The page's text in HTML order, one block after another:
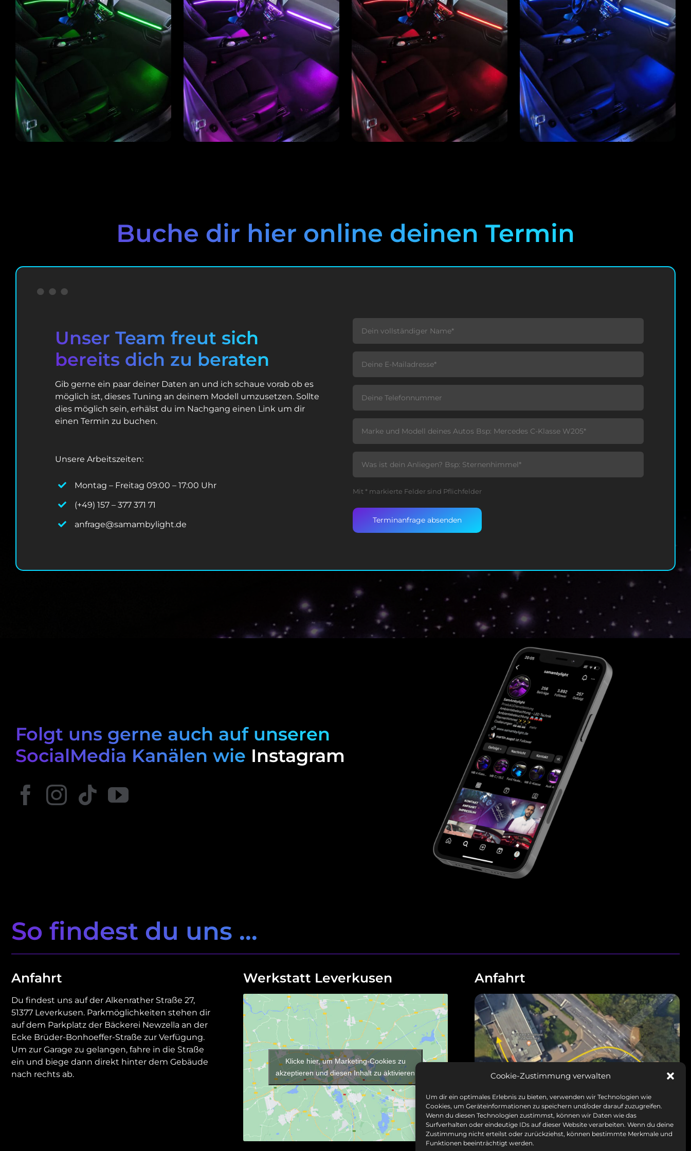
Cookie-Zustimmung verwalten
Um dir ein optimales Erlebnis zu bieten, verwenden wir Technologien wie
Cookies, um Geräteinformationen zu speichern und/oder darauf zuzugreifen.
Wenn du diesen Technologien zustimmst, können wir Daten wie das
Surfverhalten oder eindeutige IDs auf dieser Website verarbeiten. Wenn du deine
Zustimmung nicht erteilst oder zurückziehst, können bestimmte Merkmale und
Funktionen beeinträchtigt werden.
Buche dir hier online deinen Termin
Unser Team freut sich
bereits dich zu beraten
Gib gerne ein paar deiner Daten an und ich schaue vorab ob es
möglich ist, dieses Tuning an deinem Modell umzusetzen. Sollte
dies möglich sein, erhälst du im Nachgang einen Link um dir
einen Termin zu buchen.
Unsere Arbeitszeiten:
Montag – Freitag 09:00 – 17:00 Uhr
(+49) 157 – 377 371 71
anfrage@samambylight.de
Mit * markierte Felder sind Pflichfelder
Folgt uns gerne auch auf unseren
SocialMedia Kanälen wie
So findest du uns …
Anfahrt
Du findest uns auf der Alkenrather Straße 27,
51377 Leverkusen. Parkmöglichkeiten stehen dir
auf dem Parkplatz der Bäckerei Newzella an der
Ecke Brüder-Bonhoeffer-Straße zur Verfügung.
Um zur Garage zu gelangen, fahre in die Straße
ein und biege dann direkt hinter dem Gebäude
nach rechts ab.
Werkstatt Leverkusen
Klicke hier, um Marketing-Cookies zu
akzeptieren und diesen Inhalt zu aktivieren
Anfahrt